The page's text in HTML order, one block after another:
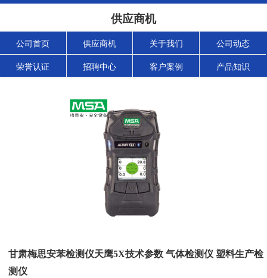
供应商机
公司首页 供应商机 关于我们 公司动态
荣誉认证 招聘中心 客户案例 产品知识
甘肃梅思安苯检测仪天鹰5X技术参数 气体检测仪 塑料生产检
测仪